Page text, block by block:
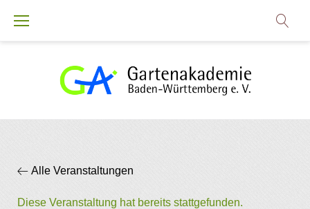
Inhalt
Alle Veranstaltungen
Diese Veranstaltung hat bereits stattgefunden.